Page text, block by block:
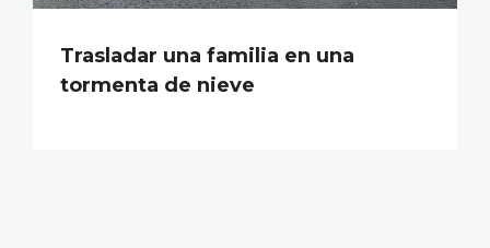
Trasladar una familia en una
tormenta de nieve